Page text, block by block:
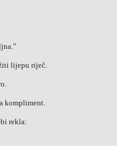
lijepu riječ.
kompliment.
rekla: